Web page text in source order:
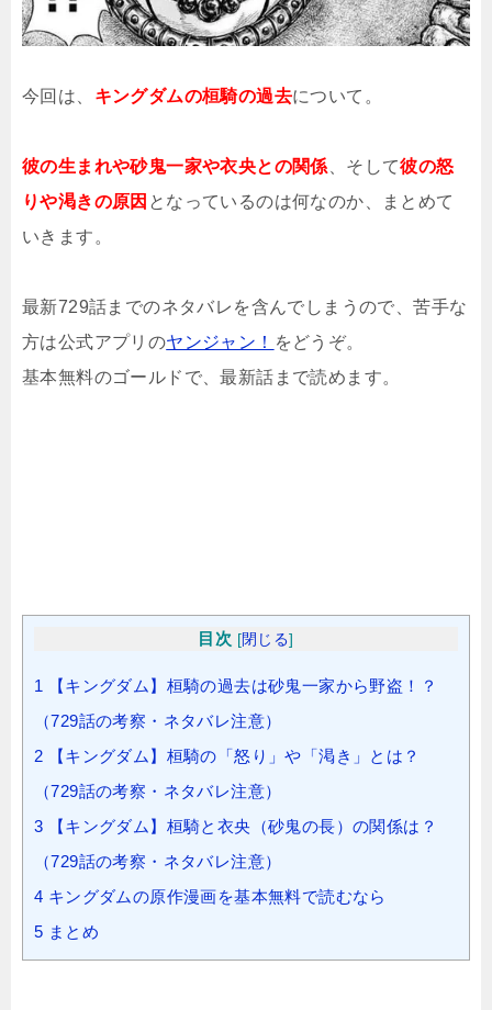
今回は、 キングダムの桓騎の過去について。
彼の生まれや砂鬼一家や衣央との関係 、そして彼の怒
りや渇きの原因 となっているのは何なのか、まとめて
いきます。
最新729話までのネタバレを含んでしまうので、苦手な
方は公式アプリのヤンジャン！ をどうぞ。
基本無料のゴールドで、最新話まで読めます。
目次 [閉じる]
1 【キングダム】桓騎の過去は砂鬼一家から野盗！？
（729話の考察・ネタバレ注意）
2 【キングダム】桓騎の「怒り」や「渇き」とは？
（729話の考察・ネタバレ注意）
3 【キングダム】桓騎と衣央（砂鬼の長）の関係は？
（729話の考察・ネタバレ注意）
4 キングダムの原作漫画を基本無料で読むなら
5 まとめ